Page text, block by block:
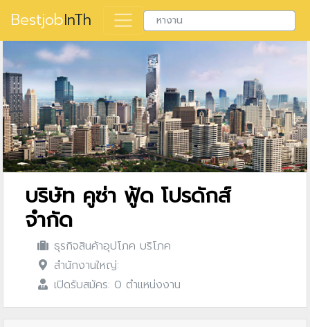
BestjobInTh
บริษัท คูซ่า ฟู้ด โปรดักส์
จำกัด
ธุรกิจสินค้าอุปโภค บริโภค
สำนักงานใหญ่:
เปิดรับสมัคร: 0 ตำแหน่งงาน